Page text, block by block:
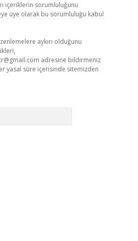
içeriklerin sorumluluğunu
üye olarak bu sorumluluğu kabul
aykırı olduğunu
adresine bildirmeniz
yasal süre içerisinde sitemizden